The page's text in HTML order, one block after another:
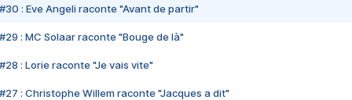
#30 : Eve Angeli raconte "Avant de partir"
#29 : MC Solaar raconte "Bouge de là"
#28 : Lorie raconte "Je vais vite"
#27 : Christophe Willem raconte "Jacques a dit"